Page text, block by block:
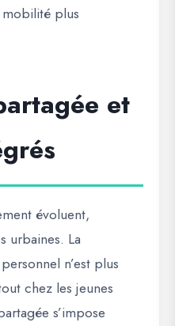
plus
et
évoluent,
urbaines. La
n’est plus
chez les jeunes
s’impose